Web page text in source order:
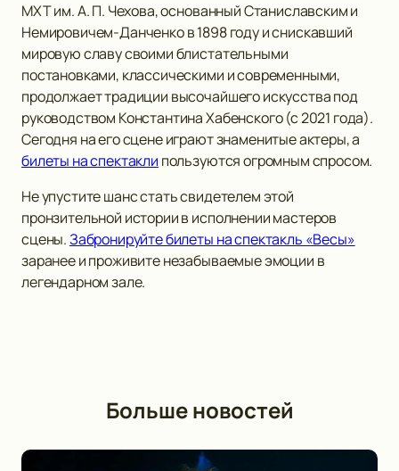
МХТ им. А. П. Чехова, основанный Станиславским и
Немировичем-Данченко в 1898 году и снискавший
мировую славу своими блистательными
постановками, классическими и современными,
продолжает традиции высочайшего искусства под
руководством Константина Хабенского (с 2021 года).
Сегодня на его сцене играют знаменитые актеры, а
билеты на спектакли пользуются огромным спросом.
Не упустите шанс стать свидетелем этой
пронзительной истории в исполнении мастеров
сцены.Забронируйте билеты на спектакль «Весы»
заранее и проживите незабываемые эмоции в
легендарном зале.
Больше новостей